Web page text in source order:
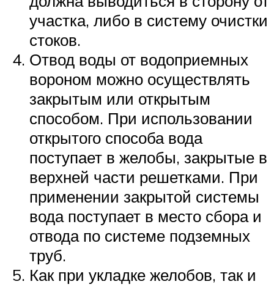
участка, либо в систему очистки
стоков.
Отвод воды от водоприемных
вороном можно осуществлять
закрытым или открытым
способом. При использовании
открытого способа вода
поступает в желобы, закрытые в
верхней части решетками. При
применении закрытой системы
вода поступает в место сбора и
отвода по системе подземных
труб.
Как при укладке желобов, так и